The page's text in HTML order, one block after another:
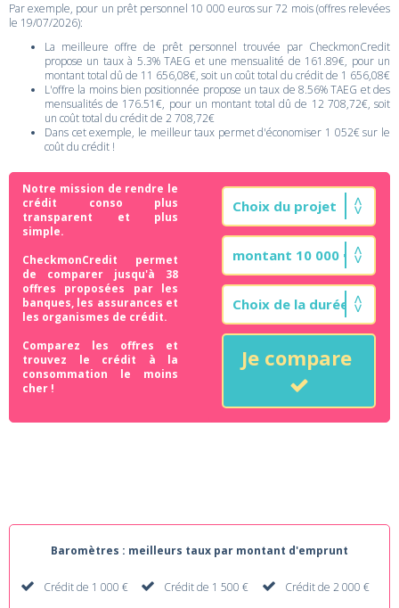
Par exemple, pour un prêt personnel 10 000 euros sur 72 mois (offres relevées
le 19/07/2026):
La meilleure offre de prêt personnel trouvée par CheckmonCredit
propose un taux à 5.3% TAEG et une mensualité de 161.89€, pour un
montant total dû de 11 656,08€, soit un coût total du crédit de 1 656,08€
L'offre la moins bien positionnée propose un taux de 8.56% TAEG et des
mensualités de 176.51€, pour un montant total dû de 12 708,72€, soit
un coût total du crédit de 2 708,72€
Dans cet exemple, le meilleur taux permet d'économiser 1 052€ sur le
coût du crédit !
Notre mission de rendre le
crédit conso plus
transparent et plus
simple.
CheckmonCredit permet
de comparer jusqu'à 38
offres proposées par les
banques, les assurances et
les organismes de crédit.
Comparez les offres et
trouvez le crédit à la
consommation le moins
cher !
Je compare
Baromètres : meilleurs taux par montant d'emprunt
Crédit de 1 000 € Crédit de 1 500 € Crédit de 2 000 €